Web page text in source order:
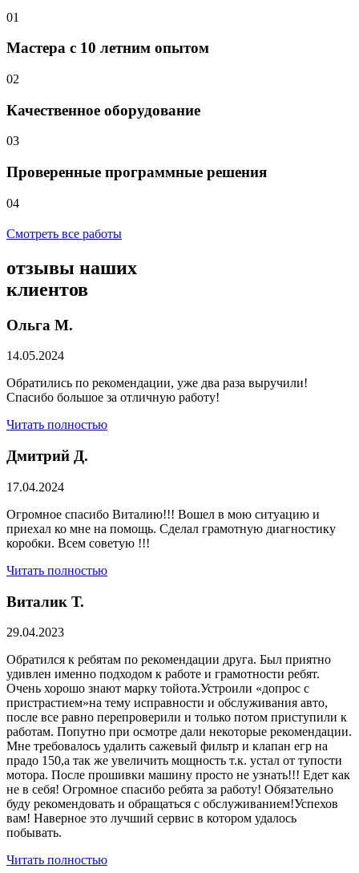
01
Мастера с 10 летним опытом
02
Качественное оборудование
03
Проверенные программные решения
04
Смотреть все работы
отзывы наших
клиентов
Ольга М.
14.05.2024
Обратились по рекомендации, уже два раза выручили!
Спасибо большое за отличную работу!
Читать полностью
Дмитрий Д.
17.04.2024
Огромное спасибо Виталию!!! Вошел в мою ситуацию и
приехал ко мне на помощь. Сделал грамотную диагностику
коробки. Всем советую !!!
Читать полностью
Виталик Т.
29.04.2023
Обратился к ребятам по рекомендации друга. Был приятно
удивлен именно подходом к работе и грамотности ребят.
Очень хорошо знают марку тойота.Устроили «допрос с
пристрастием»на тему исправности и обслуживания авто,
после все равно перепроверили и только потом приступили к
работам. Попутно при осмотре дали некоторые рекомендации.
Мне требовалось удалить сажевый фильтр и клапан егр на
прадо 150,а так же увеличить мощность т.к. устал от тупости
мотора. После прошивки машину просто не узнать!!! Едет как
не в себя! Огромное спасибо ребята за работу! Обязательно
буду рекомендовать и обращаться с обслуживанием!Успехов
вам! Наверное это лучший сервис в котором удалось
побывать.
Читать полностью